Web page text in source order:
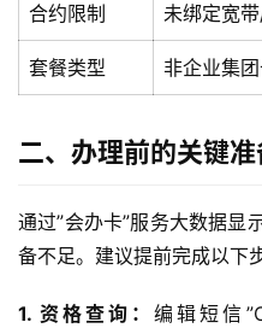
合约限制 未绑定宽
套餐类型 非企业集
二、办理前的关键准
通过”会办卡”服务大数据显
备不足。建议提前完成以下
1. 资格查询：编辑短信